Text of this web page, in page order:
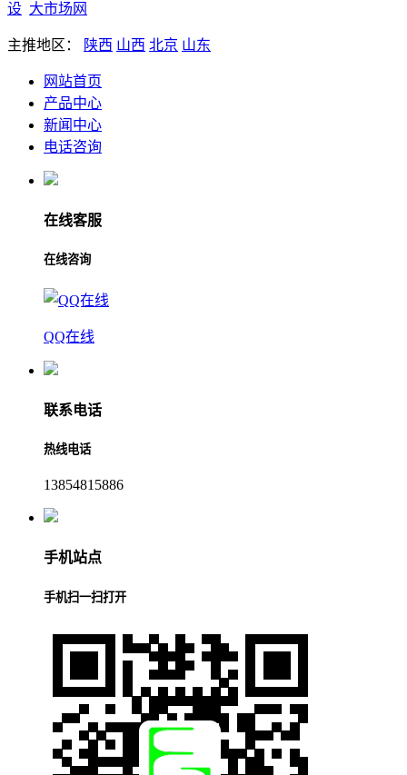
设 大市场网
主推地区： 陕西 山西 北京 山东
网站首页
产品中心
新闻中心
电话咨询
在线客服
在线咨询
QQ在线
联系电话
热线电话
13854815886
手机站点
手机扫一扫打开